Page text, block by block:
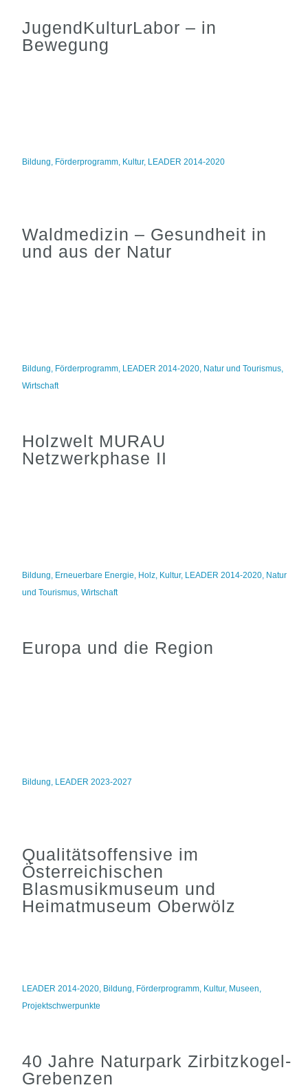
JugendKulturLabor – in
Bewegung
Bildung, Förderprogramm, Kultur, LEADER 2014-2020
Waldmedizin – Gesundheit in
und aus der Natur
Bildung, Förderprogramm, LEADER 2014-2020, Natur und Tourismus,
Wirtschaft
Holzwelt MURAU
Netzwerkphase II
Bildung, Erneuerbare Energie, Holz, Kultur, LEADER 2014-2020, Natur
und Tourismus,Wirtschaft
Europa und die Region
Bildung, LEADER 2023-2027
Qualitätsoffensive im
Österreichischen
Blasmusikmuseum und
Heimatmuseum Oberwölz
LEADER 2014-2020, Bildung, Förderprogramm, Kultur, Museen,
Projektschwerpunkte
40 Jahre Naturpark Zirbitzkogel-
Grebenzen